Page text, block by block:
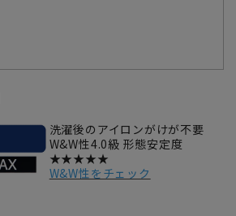
洗濯後のアイロンがけが不要
W&W性4.0級 形態安定度
★★★★★
W&W性をチェック